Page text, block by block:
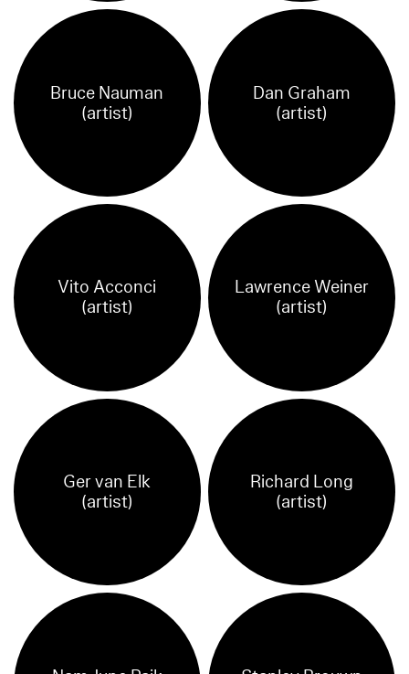
Bruce Nauman
(artist)
Dan Graham
(artist)
Vito Acconci
(artist)
Lawrence Weiner
(artist)
Ger van Elk
(artist)
Richard Long
(artist)